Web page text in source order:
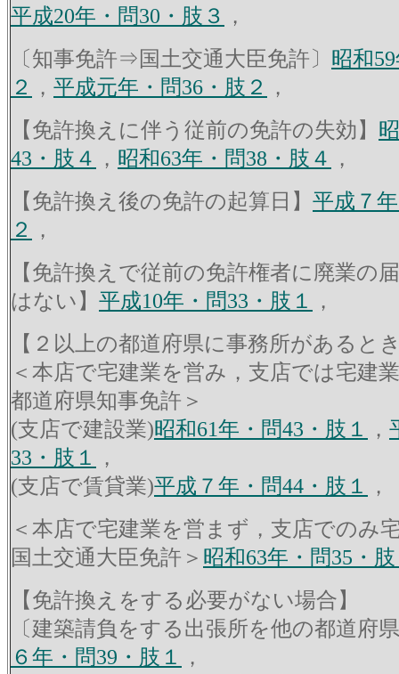
平成20年・問30・肢３
，
〔知事免許⇒国土交通大臣免許〕 昭和
２
， 平成元年・問36・肢２
，
【免許換えに伴う従前の免許の失効】
43・肢４
， 昭和63年・問38・肢４
，
【免許換え後の免許の起算日】 平成７
２
，
【免許換えで従前の免許権者に廃業の
はない】 平成10年・問33・肢１
，
【２以上の都道府県に事務所があると
＜本店で宅建業を営み，支店では宅建
都道府県知事免許＞
(支店で建設業)昭和61年・問43・肢１ ，
33・肢１
，
(支店で賃貸業)平成７年・問44・肢１
，
＜本店で宅建業を営まず，支店でのみ
国土交通大臣免許＞ 昭和63年・問35・
【免許換えをする必要がない場合】
〔建築請負をする出張所を他の都道府
６年・問39・肢１
，